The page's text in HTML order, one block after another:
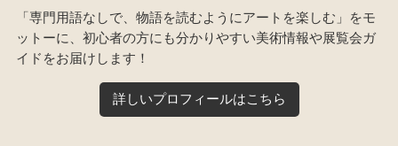
「専門用語なしで、物語を読むようにアートを楽しむ」をモ
ットーに、初心者の方にも分かりやすい美術情報や展覧会ガ
イドをお届けします！
詳しいプロフィールはこちら